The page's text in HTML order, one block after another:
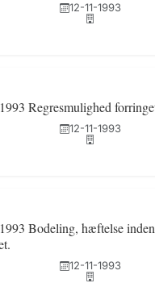
12-11-1993
Regresmulighed
12-11-1993
Bodeling, hæftelse
12-11-1993